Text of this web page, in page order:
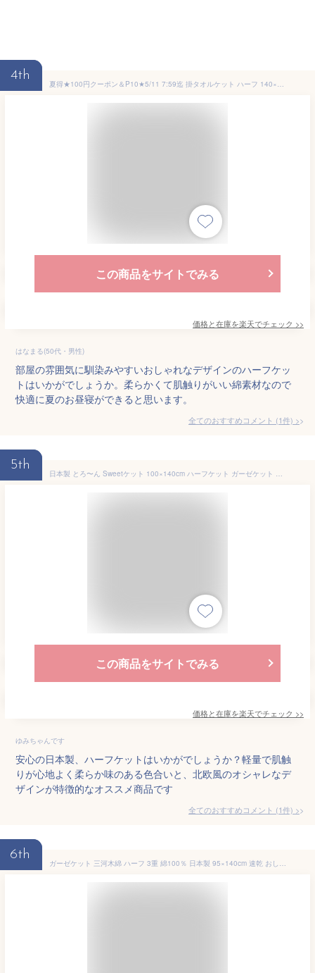
4th
夏得★100円クーポン＆P10★5/11 7:59迄 掛タオルケット ハーフ 140×90cm 綿100％ Anemone アネモネ V＆A ウィリアムモリス シャンカール綿 ロマンス小杉 日本製 洗える 吸湿 日本製 タオルケット ウイリアムモリス ハーフケット お昼寝 保育園 幼稚園
この商品をサイトでみる
価格と在庫を楽天でチェック >>
はなまる(50代・男性)
部屋の雰囲気に馴染みやすいおしゃれなデザインのハーフケッ
トはいかがでしょうか。柔らかくて肌触りがいい綿素材なので
快適に夏のお昼寝ができると思います。
全てのおすすめコメント (1件) >
5th
日本製 とろ〜ん Sweetケット 100×140cm ハーフケット ガーゼケット サマーケット 夏ケット 日本製 赤ちゃん 肌触り 軽量 無地 北欧 無地 父の日 母の日 おしゃれ スイートケット とろり感 6便 AF7561
この商品をサイトでみる
価格と在庫を楽天でチェック >>
ゆみちゃんです
安心の日本製、ハーフケットはいかがでしょうか？軽量で肌触
りが心地よく柔らか味のある色合いと、北欧風のオシャレなデ
ザインが特徴的なオススメ商品です
全てのおすすめコメント (1件) >
6th
ガーゼケット 三河木綿 ハーフ 3重 綿100％ 日本製 95×140cm 速乾 おしゃれ 3重ガーゼケット ふわっフル ベビー 赤ちゃん 出産祝い お見舞い ギフト 子供 子ども キッズ 大人 ベビーカー ブランケット ひざ掛け 春夏秋冬 オールシーズン お歳暮 ネコポスでお届け